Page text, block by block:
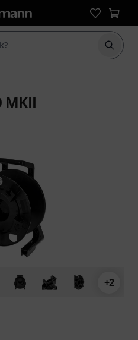
Zoek
MKII
van 6 klantbeoordelingen
+2